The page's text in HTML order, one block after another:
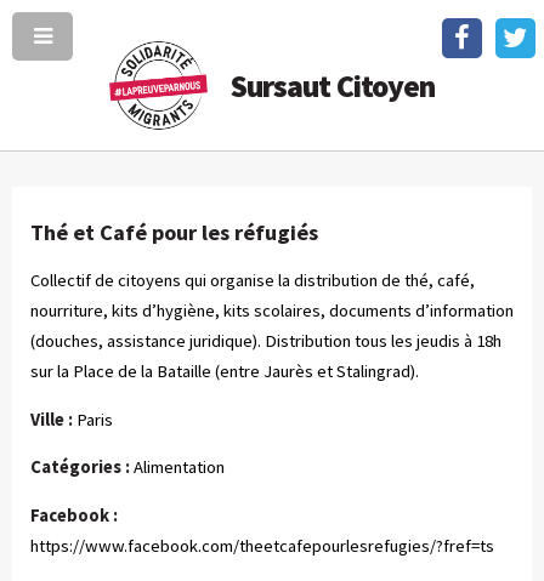
Sursaut Citoyen
Thé et Café pour les réfugiés
Collectif de citoyens qui organise la distribution de thé, café,
nourriture, kits d’hygiène, kits scolaires, documents d’information
(douches, assistance juridique). Distribution tous les jeudis à 18h
sur la Place de la Bataille (entre Jaurès et Stalingrad).
Ville : Paris
Catégories :Alimentation
Facebook :
https://www.facebook.com/theetcafepourlesrefugies/?fref=ts